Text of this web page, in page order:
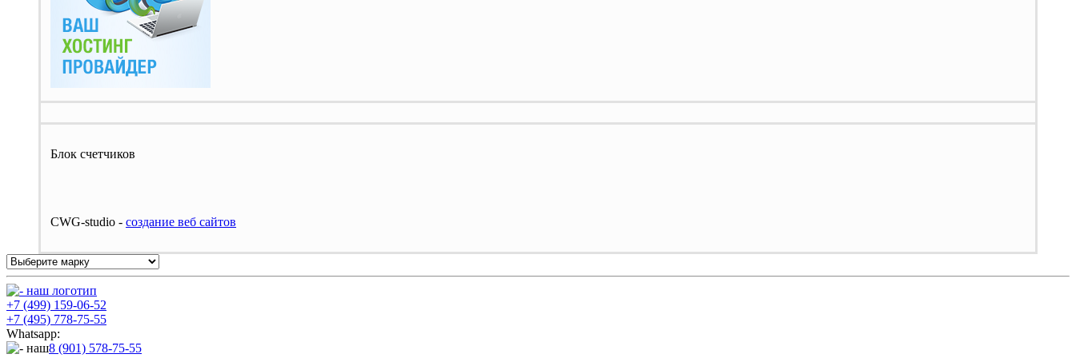
Блок счетчиков
CWG-studio - cоздание веб сайтов
+7 (499) 159-06-52
+7 (495) 778-75-55
Whatsapp:
8 (901) 578-75-55